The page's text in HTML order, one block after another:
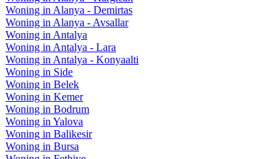
Woning in Alanya - Demirtas
Woning in Alanya - Avsallar
Woning in Antalya
Woning in Antalya - Lara
Woning in Antalya - Konyaalti
Woning in Side
Woning in Belek
Woning in Kemer
Woning in Bodrum
Woning in Yalova
Woning in Balikesir
Woning in Bursa